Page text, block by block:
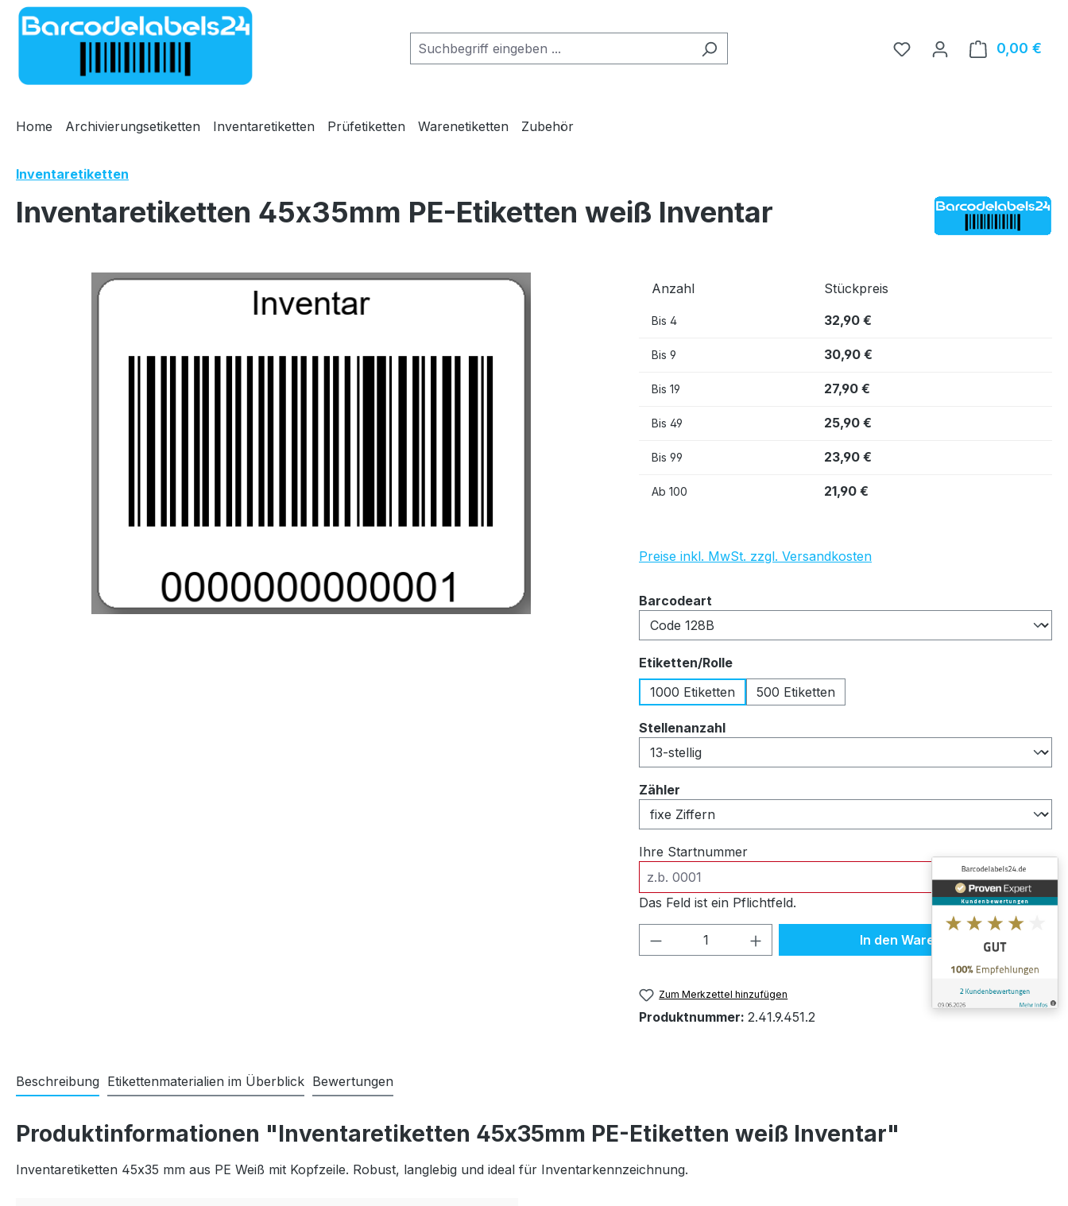
Hauptinhalt springen
Zur Suche springen
Zur Hauptnavigation springen
0,00 €
Home Archivierungsetiketten Inventaretiketten Prüfetiketten Warenetiketten Zubehör
Inventaretiketten
Inventaretiketten 45x35mm PE-Etiketten weiß Inventar
Bildergalerie überspringen Anzahl Stückpreis
Bis 4 32,90 €
Bis 9 30,90 €
Bis 19 27,90 €
Bis 49 25,90 €
Bis 99 23,90 €
Ab 100 21,90 €
Preise inkl. MwSt. zzgl. Versandkosten
Barcodeart
Etiketten/Rolleauswählen
1000 Etiketten
500 Etiketten
Stellenanzahlauswählen
Zähler
Ihre Startnummer
Das Feld ist ein Pflichtfeld.
Produkt Anzahl: Gib den gewünschten Wert
In den Warenkorb
Zum Merkzettel hinzufügen
Produktnummer: 2.41.9.451.2
Beschreibung Etikettenmaterialien im Überblick Bewertungen
Produktinformationen "Inventaretiketten 45x35mm PE-Etiketten weiß Inventar"
Inventaretiketten 45x35 mm aus PE Weiß mit Kopfzeile. Robust, langlebig und ideal für Inventarkennzeichnung.